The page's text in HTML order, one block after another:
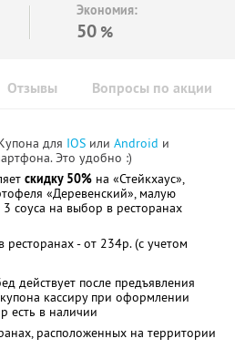
Экономия:
50 %
Отзывы Вопросы по акции
для IOS или Android и
Это удобно :)
скидку 50% на «Стейкхаус»,
«Деревенский», малую
соуса на выбор в ресторанах
- от 234р. (с учетом
действует после предъявления
кассиру при оформлении
есть в наличии
расположенных на территории